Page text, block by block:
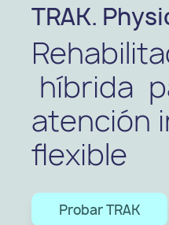
TRAK.
híbrida
atención
flexible
Probar TRAK